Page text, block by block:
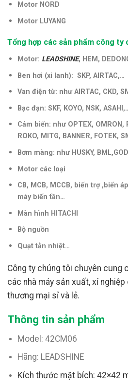
Motor NORD
Motor LUYANG
Tổng hợp các sản phẩm công ty
Motor: LEADSHINE, HEM,
Ben hơi (xi lanh): SKP, AIRTAC,…
Van điện từ: như AIRTAC, CKD,
Bạc đạn: SKF, KOYO, NSK,
Cảm biến: như OPTEX, OMRON,
ROKO, MITG, BANNER, FOTEK,
Bơm màng: như HUSKY,
Motor các loại
CB, MCB, MCCB, biến trợ ,biến
máy biến tần…
Màn hình HITACHI
Bộ nguồn
Quạt tản nhiệt…
Công ty chúng tôi chuyên cung
các nhà máy sản xuất, xí
thương mại sỉ và lẻ.
Thông tin sản phẩm
Model: 42CM06
Hãng: LEADSHINE
Kích thước mặt bích: 42×42